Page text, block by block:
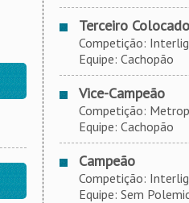
Terceiro Colocado
Competição:
Equipe: Cachopão
Vice-Campeão
Competição:
Equipe: Cachopão
Campeão
Competição:
Equipe: Sem